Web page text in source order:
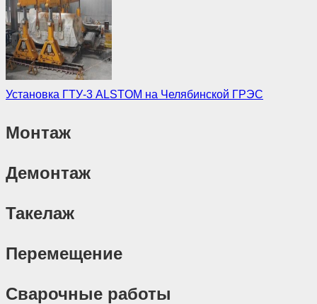
Установка ГТУ-3 ALSTOM на Челябинской ГРЭС
Монтаж
Демонтаж
Такелаж
Перемещение
Сварочные работы